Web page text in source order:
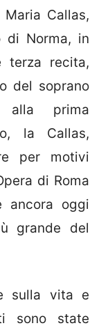
Callas,
di Norma, in
terza recita,
del soprano
alla prima
la Callas,
per motivi
di Roma
ancora oggi
grande del
sulla vita e
sono state